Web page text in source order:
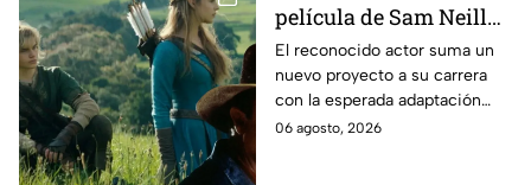
película de Sam Neill
antes de morir: esto es
lo que se sabe hasta
ahora
El reconocido actor suma un
nuevo proyecto a su carrera
con la esperada adaptación
cinematográfica del popular
06 agosto, 2026